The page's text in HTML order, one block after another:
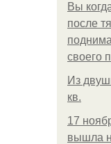
Вы
после
своего
Из
кв.
17
вышла